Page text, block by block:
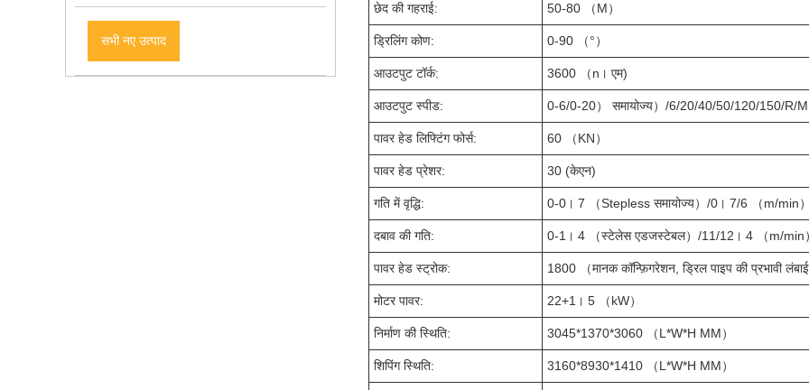
सभी नए उत्पाद
छेद की गहराई: 50-80 （M）
ड्रिलिंग कोण: 0-90 （°）
आउटपुट टॉर्क: 3600 （n। एम)
आउटपुट स्पीड: 0-6/0-20） समायोज्य）/6/20/40/50/120/150/R/
पावर हेड लिफ्टिंग फोर्स: 60 （KN）
पावर हेड प्रेशर: 30 (केएन)
गति में वृद्धि: 0-0। 7 （Stepless समायोज्य）/0। 7/6 （m/min
दबाव की गति: 0-1। 4 （स्टेलेस एडजस्टेबल）/11/12। 4 （m/min
पावर हेड स्ट्रोक: 1800 （मानक कॉन्फ़िगरेशन, ड्रिल पाइप की प्रभावी
मोटर पावर: 22+1। 5 （kW）
निर्माण की स्थिति: 3045*1370*3060 （L*W*H MM）
शिपिंग स्थिति: 3160*8930*1410 （L*W*H MM）